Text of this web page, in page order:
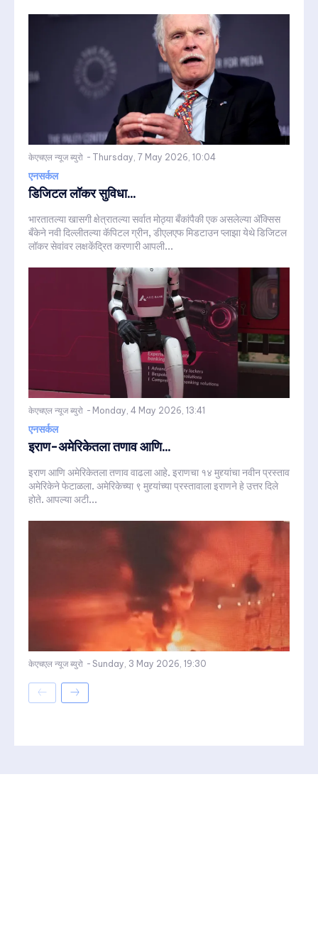
केएचएल न्यूज ब्युरो - Thursday, 7 May 2026, 10:04
एनसर्कल
डिजिटल लॉकर सुविधा...
भारतातल्या खासगी क्षेत्रातल्या सर्वात मोठ्या बँकांपैकी एक असलेल्या ॲक्सिस
बँकेने नवी दिल्लीतल्या कॅपिटल ग्रीन, डीएलएफ मिडटाउन प्लाझा येथे डिजिटल
लॉकर सेवांवर लक्षकेंद्रित करणारी आपली...
केएचएल न्यूज ब्युरो - Monday, 4 May 2026, 13:41
एनसर्कल
इराण-अमेरिकेतला तणाव आणि...
इराण आणि अमेरिकेतला तणाव वाढला आहे. इराणचा १४ मुद्द्यांचा नवीन प्रस्ताव
अमेरिकेने फेटाळला. अमेरिकेच्या ९ मुद्द्यांच्या प्रस्तावाला इराणने हे उत्तर दिले
होते. आपल्या अटी...
केएचएल न्यूज ब्युरो - Sunday, 3 May 2026, 19:30